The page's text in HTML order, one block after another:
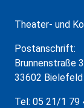
Theater- und
Postanschrift:
Brunnenstraße
33602 Bielefeld
Tel: 05 21/1 79